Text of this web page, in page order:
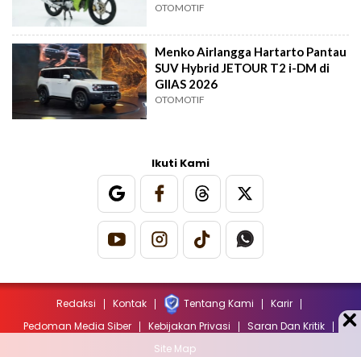
OTOMOTIF
Menko Airlangga Hartarto Pantau
SUV Hybrid JETOUR T2 i-DM di
GIIAS 2026
OTOMOTIF
Ikuti Kami
Redaksi Kontak Tentang Kami
Karir
Pedoman Media Siber
Kebijakan Privasi
Saran Dan Kritik
Site Map